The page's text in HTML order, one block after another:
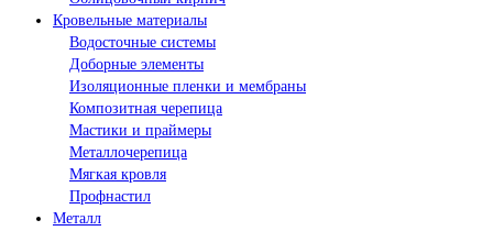
Кровельные материалы
Водосточные системы
Доборные элементы
Изоляционные пленки и мембраны
Композитная черепица
Мастики и праймеры
Металлочерепица
Мягкая кровля
Профнастил
Металл